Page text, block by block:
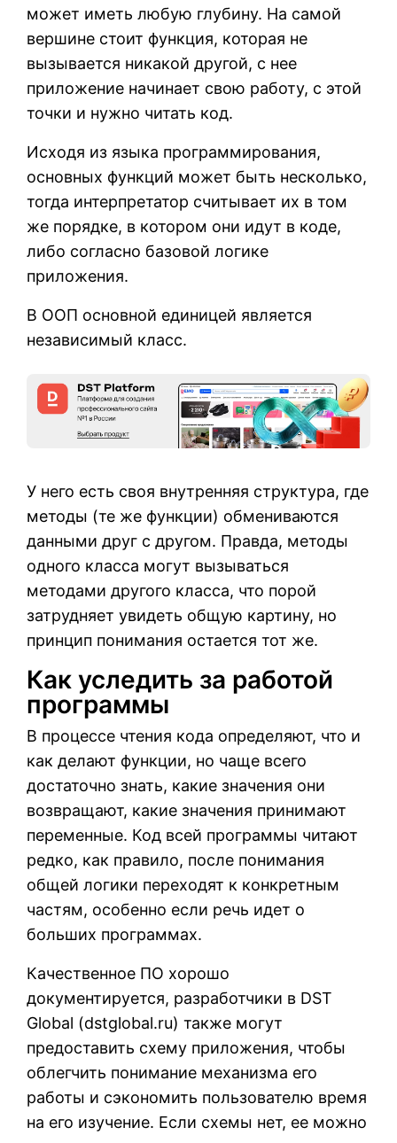
может иметь любую глубину. На самой
вершине стоит функция, которая не
вызывается никакой другой, с нее
приложение начинает свою работу, с этой
точки и нужно читать код.
Исходя из языка программирования,
основных функций может быть несколько,
тогда интерпретатор считывает их в том
же порядке, в котором они идут в коде,
либо согласно базовой логике
приложения.
В ООП основной единицей является
независимый класс.
У него есть своя внутренняя структура, где
методы (те же функции) обмениваются
данными друг с другом. Правда, методы
одного класса могут вызываться
методами другого класса, что порой
затрудняет увидеть общую картину, но
принцип понимания остается тот же.
Как уследить за работой
программы
В процессе чтения кода определяют, что и
как делают функции, но чаще всего
достаточно знать, какие значения они
возвращают, какие значения принимают
переменные. Код всей программы читают
редко, как правило, после понимания
общей логики переходят к конкретным
частям, особенно если речь идет о
больших программах.
Качественное ПО хорошо
документируется, разработчики в DST
Global (dstglobal.ru) также могут
предоставить схему приложения, чтобы
облегчить понимание механизма его
работы и сэкономить пользователю время
на его изучение. Если схемы нет, ее можно